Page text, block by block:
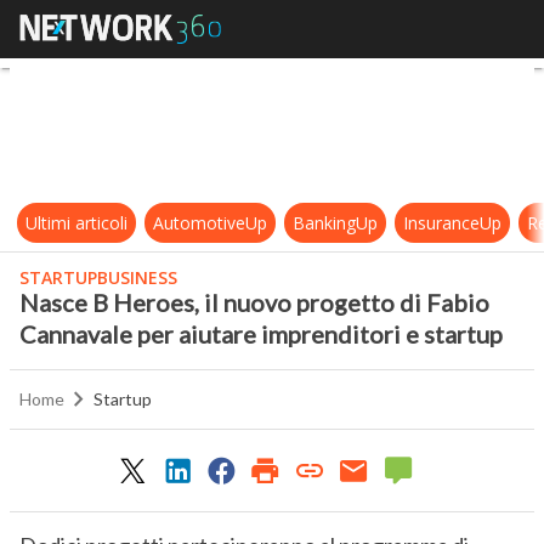
Nasce B Heroes, il nuovo
Ultimi articoli AutomotiveUp BankingUp InsuranceUp
STARTUPBUSINESS
Nasce B Heroes, il nuovo progetto di Fabio
Cannavale per aiutare imprenditori e startup
Home Startup